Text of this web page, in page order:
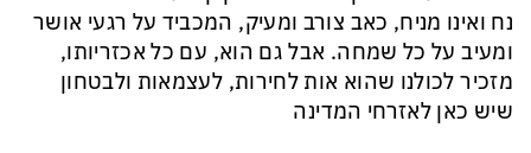
נח ואינו מניח, כאב צורב ומעיק, המכביד על רגעי אושר
ומעיב על כל שמחה. אבל גם הוא, עם כל אכזריותו,
מזכיר לכולנו שהוא אות לחירות, לעצמאות ולבטחון
שיש כאן לאזרחי המדינה